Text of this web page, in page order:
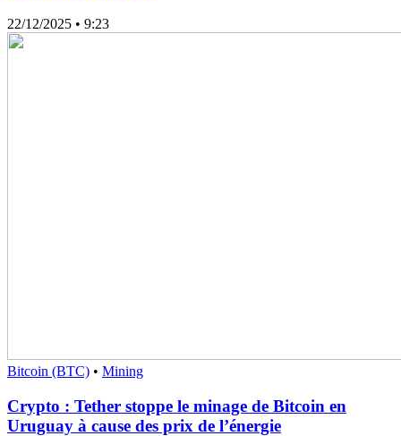
22/12/2025 • 9:23
Bitcoin (BTC) • Mining
Crypto : Tether stoppe le minage de Bitcoin en
Uruguay à cause des prix de l’énergie